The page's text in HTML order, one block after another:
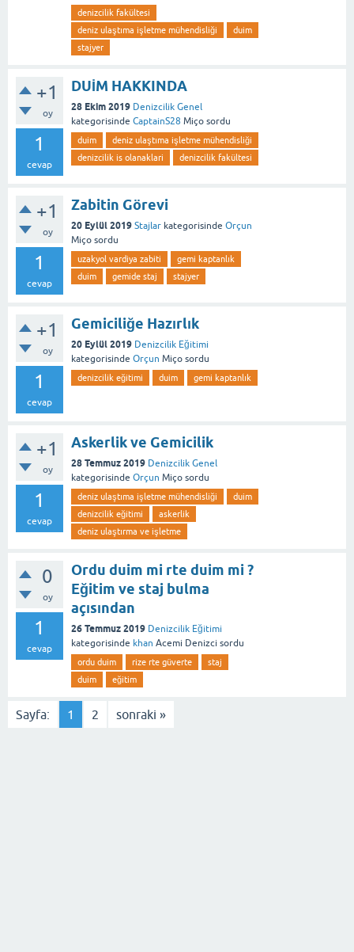
denizcilik fakültesi
deniz ulaştıma işletme mühendisliği
duim
stajyer
+1
oy
1
cevap
DUİM HAKKINDA
28 Ekim 2019 Denizcilik Genel
kategorisinde CaptainS28 Miço sordu
duim
deniz ulaştıma işletme mühendisliği
denizcilik is olanaklari
denizcilik fakültesi
+1
oy
1
cevap
Zabitin Görevi
20 Eylül 2019 Stajlar kategorisinde Orçun
Miço sordu
uzakyol vardiya zabiti
gemi kaptanlık
duim
gemide staj stajyer
+1
oy
1
cevap
Gemiciliğe Hazırlık
20 Eylül 2019 Denizcilik Eğitimi
kategorisinde Orçun Miço sordu
denizcilik eğitimi duim gemi kaptanlık
+1
oy
1
cevap
Askerlik ve Gemicilik
28 Temmuz 2019 Denizcilik Genel
kategorisinde Orçun Miço sordu
deniz ulaştıma işletme mühendisliği
duim
denizcilik eğitimi
askerlik
deniz ulaştırma ve işletme
0
oy
1
cevap
Ordu duim mi rte duim mi ?
Eğitim ve staj bulma
açısından
26 Temmuz 2019 Denizcilik Eğitimi
kategorisinde khan Acemi Denizci sordu
ordu duim rize rte güverte
staj
duim
eğitim
Sayfa: 1 2 sonraki »